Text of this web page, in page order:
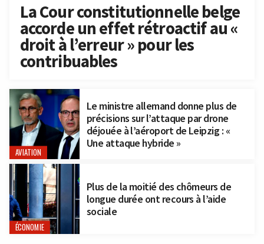
La Cour constitutionnelle belge
accorde un effet rétroactif au «
droit à l’erreur » pour les
contribuables
AVIATION
Le ministre allemand donne plus de
précisions sur l’attaque par drone
déjouée à l’aéroport de Leipzig : «
Une attaque hybride »
ÉCONOMIE
Plus de la moitié des chômeurs de
longue durée ont recours à l’aide
sociale